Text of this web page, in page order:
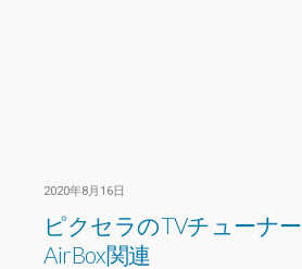
2020年8月16日
ピクセラのTVチューナー
AirBox関連